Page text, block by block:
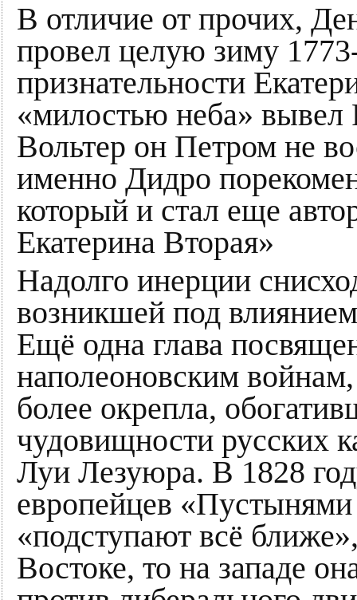
В отличие от прочих,
провел целую зиму
признательности
«милостью неба» вывел
Вольтер он Петром не
именно Дидро
который и стал еще
Екатерина Вторая»
Надолго инерции
возникшей под
Ещё одна глава
наполеоновским
более окрепла,
чудовищности русских
Луи Лезуюра. В 1828
европейцев
«подступают всё
Востоке, то на западе